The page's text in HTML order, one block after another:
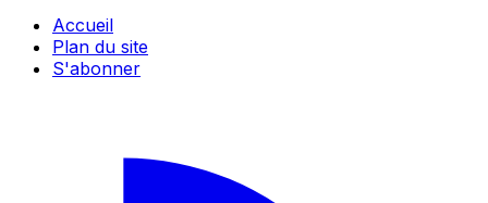
Accueil
Plan du site
S'abonner